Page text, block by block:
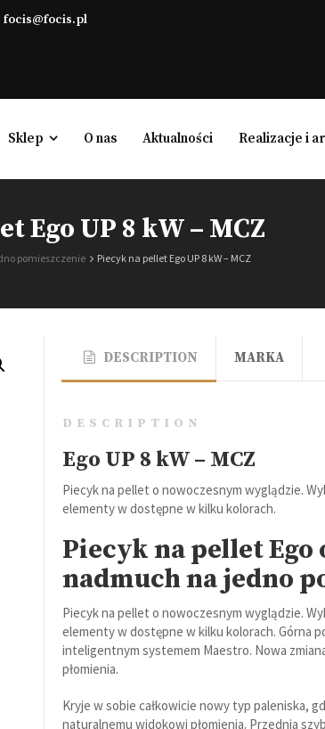
focis@focis.pl
Sklep
Kominki elektryczne
Biokominki, kominki na biopaliwo
Akcesoria
Eventy grillowe
O nas Aktualności Realizacje i
Ego UP 8 kW – MCZ
pomieszczenie Piecyk na pellet Ego UP 8 kW – MCZ
DESCRIPTION MARKA
DESCRIPTION
Ego UP 8 kW – MCZ
Piecyk na pellet o nowoczesnym wyglądzie.
elementy w dostępne w kilku kolorach.
Piecyk na pellet Ego
nadmuch na jedno
Piecyk na pellet o nowoczesnym wyglądzie.
elementy w dostępne w kilku kolorach. Górna
inteligentnym systemem Maestro. Nowa
płomienia.
Kryje w sobie całkowicie nowy typ paleniska,
naturalnemu widokowi płomienia. Przednia